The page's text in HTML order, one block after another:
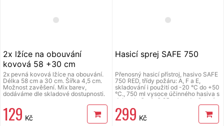
2x lžíce na obouvání
kovová 58 +30 cm
2x pevná kovová lžíce na obouvání.
Délka 58 cm a 30 cm. Šířka 4,5 cm.
Možnost zavěšení. Mix barev,
dodáváme dle skladové dostupnosti.
129 Kč
Hasicí sprej SAFE 750
Přenosný hasicí přístroj, hasivo SAFE
750 RED, třídy požáru: A, F a E,
skladování i použití od -20 °C do +50
°C., 750 ml vysoce účinného hasiva s
dobou hašení až 25 sekund, pěnový
koncentrát RM neobsahující fluor,
možnost opakovaného použití, dosah
3-4m, certifikovaný ČSN EN 16856,
299 Kč